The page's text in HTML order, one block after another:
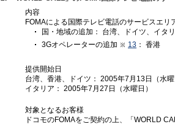
内容
FOMAによる国際テレビ電話のサービスエ
国・地域の追加： 台湾、ドイツ、イタ
3Gオペレーターの追加
13 ： 香港
提供開始日
台湾、香港、ドイツ： 2005年7月13日（水
イタリア： 2005年7月27日（水曜日）
対象となるお客様
ドコモのFOMAをご契約の上、「WORLD